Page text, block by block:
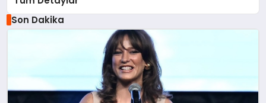
Son Dakika